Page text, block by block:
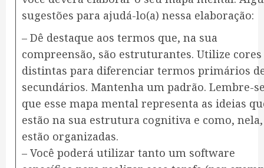
sugestões para ajudá-lo(a) nessa elaboração:
– Dê destaque aos termos que, na sua
compreensão, são estruturantes. Utilize cores
distintas para diferenciar termos primários
secundários. Mantenha um padrão. Lembre-
que esse mapa mental representa as ideias
estão na sua estrutura cognitiva e como,
estão organizadas.
– Você poderá utilizar tanto um software